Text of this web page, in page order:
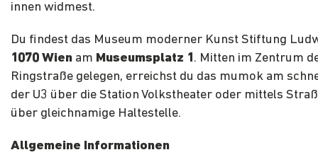
innen widmest.
Du findest das Museum moderner Kunst Stiftung
1070 Wien am Museumsplatz 1. Mitten im Zentrum
Ringstraße gelegen, erreichst du das mumok am
der U3 über die Station Volkstheater oder mittels
über gleichnamige Haltestelle.
Allgemeine Informationen